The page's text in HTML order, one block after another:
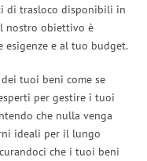
di trasloco disponibili in
nostro obiettivo è
e al tuo budget.
dei tuoi beni come se
per gestire i tuoi
che nulla venga
ideali per il lungo
che i tuoi beni